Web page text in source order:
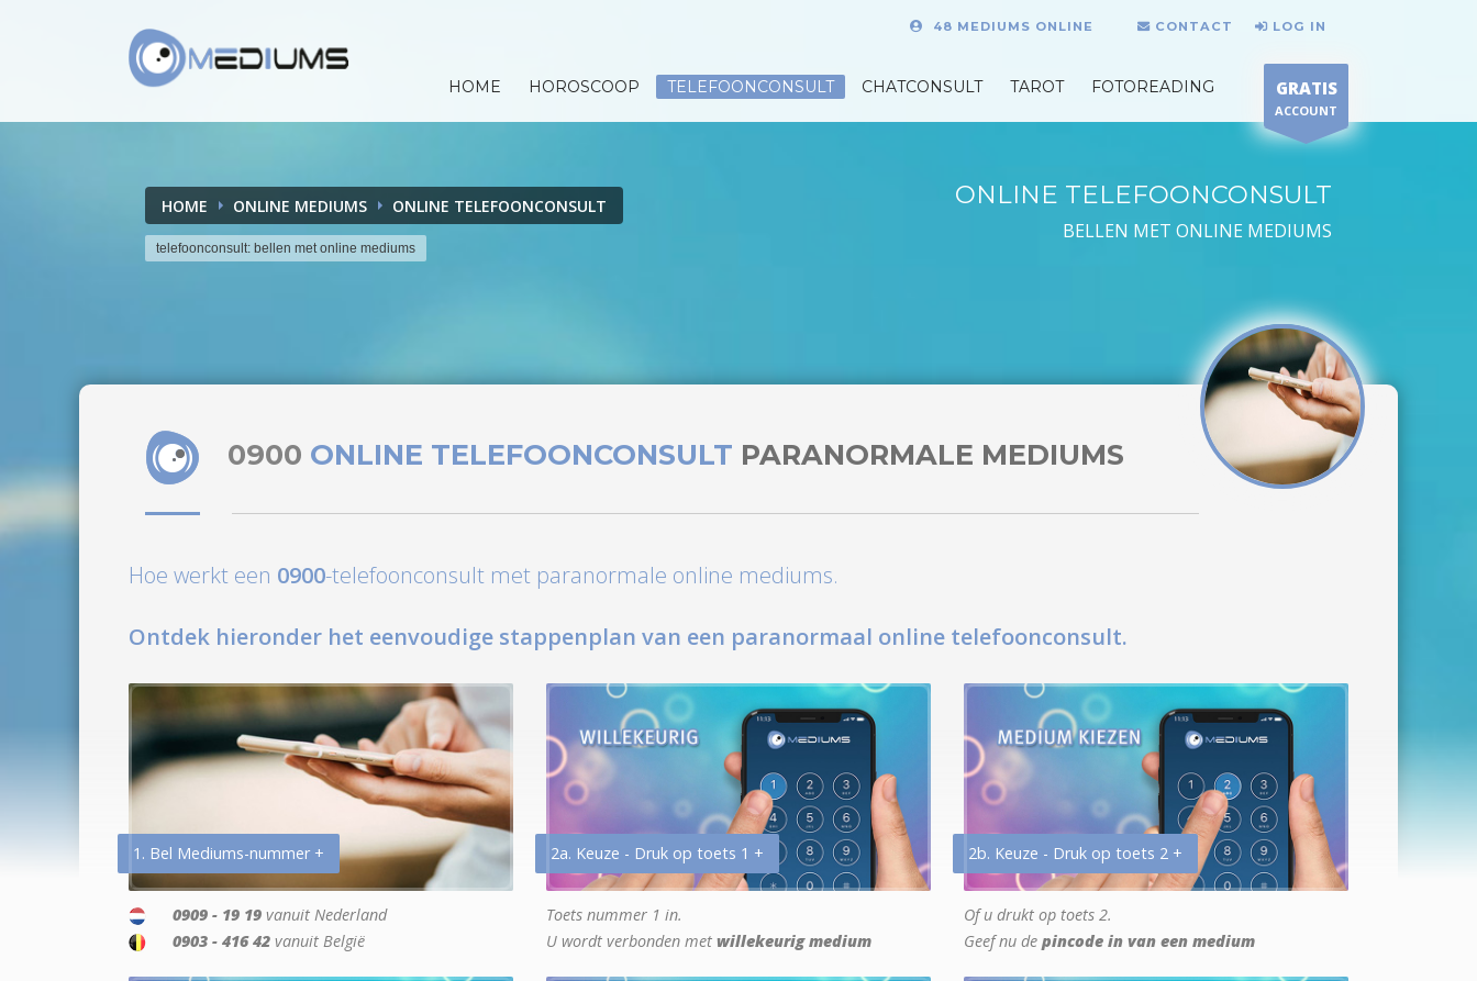
48 MEDIUMS ONLINE CONTACT LOG IN
HOME HOROSCOOP TELEFOONCONSULT CHATCONSULT TAROT FOTOREADING GRATIS
ACCOUNT
HOME ONLINE MEDIUMS ONLINE TELEFOONCONSULT
telefoonconsult: bellen met online mediums
ONLINE TELEFOONCONSULT
BELLEN MET ONLINE MEDIUMS
0900 ONLINE TELEFOONCONSULT PARANORMALE MEDIUMS
Hoe werkt een 0900-telefoonconsult met paranormale online mediums.
Ontdek hieronder het eenvoudige stappenplan van een paranormaal online telefoonconsult.
1. Bel Mediums-nummer +
0909 - 19 19 vanuit Nederland
0903 - 416 42 vanuit België
2a. Keuze - Druk op toets 1 +
Toets nummer 1 in.
U wordt verbonden met willekeurig medium
2b. Keuze - Druk op toets 2 +
Of u drukt op toets 2.
Geef nu de pincode in van een medium